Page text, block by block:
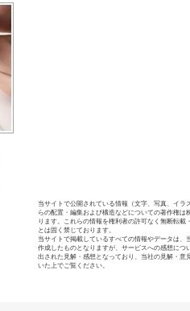
当サイトで公開されている情報（文字、写真、イラ
らの配置・編集および構造などについての著作権は
ります。これらの情報を権利者の許可なく無断転載
とは固く禁じております。
当サイトで掲載しているすべての情報やデータは、
作成したものとなりますが、サービスへの感想につ
出された見解・感想となっており、当社の見解・意
いた上でご覧ください。